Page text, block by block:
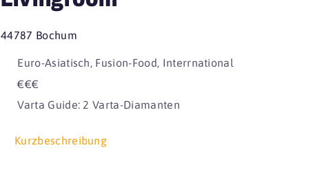
44787 Bochum
Euro-Asiatisch, Fusion-Food, Interrnational
€€€
Varta Guide: 2 Varta-Diamanten
Kurzbeschreibung